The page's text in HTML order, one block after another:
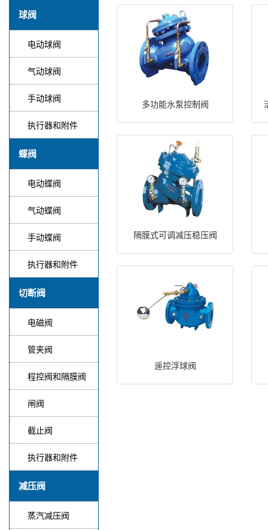
球阀
电动球阀
气动球阀
手动球阀
执行器和附件
蝶阀
电动蝶阀
气动蝶阀
手动蝶阀
执行器和附件
切断阀
电磁阀
管夹阀
程控阀和隔膜阀
闸阀
截止阀
执行器和附件
减压阀
蒸汽减压阀
多功能水泵控制阀
隔膜式可调减压稳压阀
遥控浮球阀